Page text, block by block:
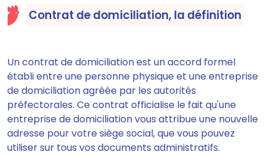
Contrat de domiciliation, la définition
Un contrat de domiciliation est un accord formel
établi entre une personne physique et une entreprise
de domiciliation agréée par les autorités
préfectorales. Ce contrat officialise le fait qu'une
entreprise de domiciliation vous attribue une nouvelle
adresse pour votre siège social, que vous pouvez
utiliser sur tous vos documents administratifs.